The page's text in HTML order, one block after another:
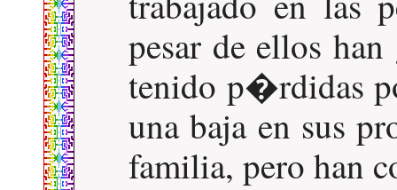
pesar de ellos han
tenido p�rdidas
una baja en sus
familia, pero han